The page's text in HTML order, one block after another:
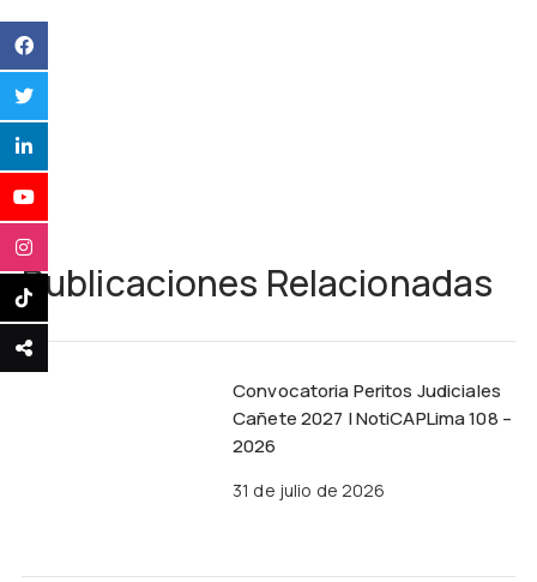
Publicaciones Relacionadas
Convocatoria Peritos Judiciales
Cañete 2027 | NotiCAPLima 108 –
2026
31 de julio de 2026